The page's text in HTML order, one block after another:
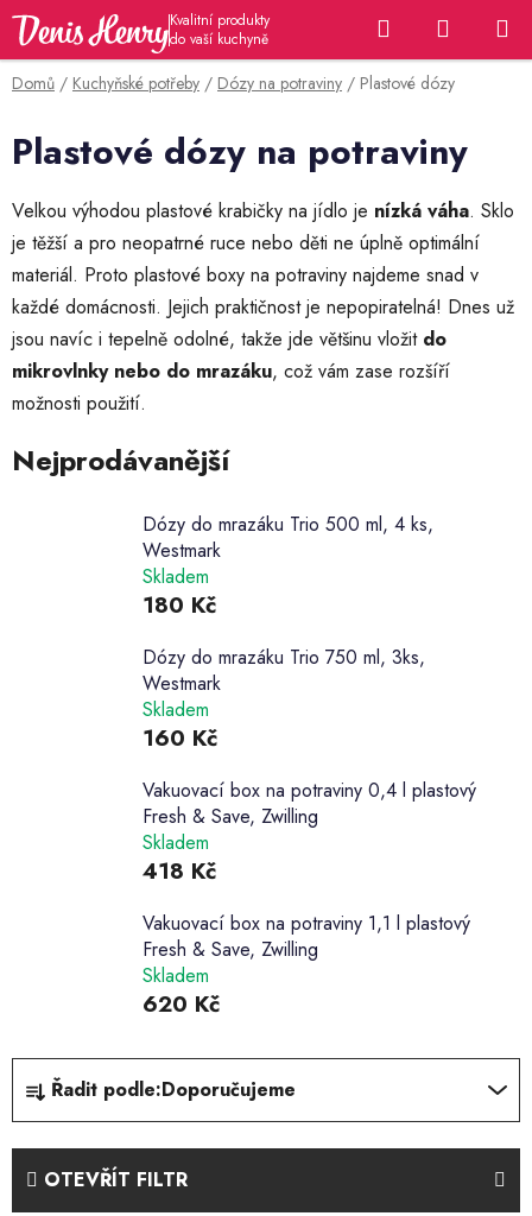
Přejít
obsah
Hledat
KOŠÍK
Domů / Kuchyňské potřeby / Dózy na potraviny / Plastové dózy
Plastové dózy na potraviny
Velkou výhodou plastové krabičky na jídlo je nízká váha. Sklo
je těžší a pro neopatrné ruce nebo děti ne úplně optimální
materiál. Proto plastové boxy na potraviny najdeme snad v
každé domácnosti. Jejich praktičnost je nepopiratelná! Dnes už
jsou navíc i tepelně odolné, takže jde většinu vložit do
mikrovlnky nebo do mrazáku, což vám zase rozšíří
možnosti použití.
Nejprodávanější
Dózy do mrazáku Trio 500 ml, 4 ks,
Westmark
Skladem
180 Kč
Dózy do mrazáku Trio 750 ml, 3ks,
Westmark
Skladem
160 Kč
Vakuovací box na potraviny 0,4 l plastový
Fresh & Save, Zwilling
Skladem
418 Kč
Vakuovací box na potraviny 1,1 l plastový
Fresh & Save, Zwilling
Skladem
620 Kč
Ř
z
Řadit podle:Doporučujeme
OTEVŘÍT FILTR